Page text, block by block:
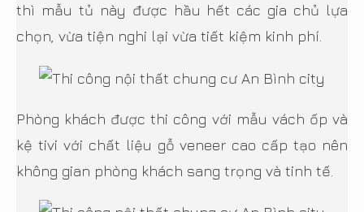
thì mẫu tủ này được hầu hết các gia chủ lựa
chọn, vừa tiện nghi lại vừa tiết kiệm kinh phí.
Phòng khách được thi công với mẫu vách ốp và
kệ tivi với chất liệu gỗ veneer cao cấp tạo nên
không gian phòng khách sang trọng và tinh tế.